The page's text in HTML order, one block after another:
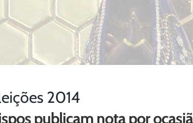
2014
publicam nota por